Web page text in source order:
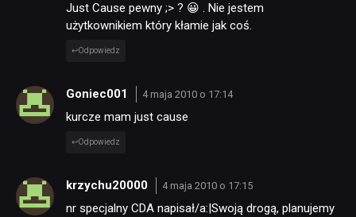
Just Cause pewny ;> ? 😀 . Nie jestem
użytkownikiem który kłamie jak coś.
Odpowiedz
Goniec001 4 maja 2010 o 17:14
kurcze mam just cause
Odpowiedz
krzychu20000 4 maja 2010 o 17:15
nr specjalny CDA napisał/a:|Swoją drogą, planujemy